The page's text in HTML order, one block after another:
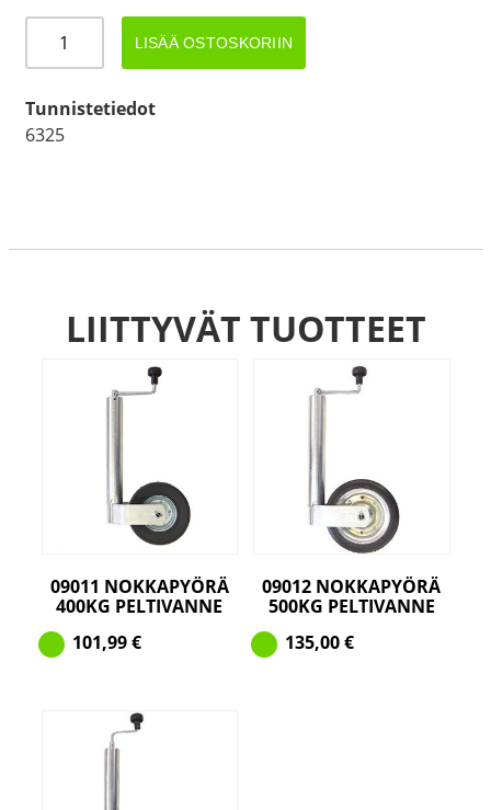
määrä
LISÄÄ OSTOSKORIIN
Tunnistetiedot
6325
LIITTYVÄT TUOTTEET
09011 NOKKAPYÖRÄ
400KG PELTIVANNE
101,99€
09012 NOKKAPYÖRÄ
500KG PELTIVANNE
135,00€